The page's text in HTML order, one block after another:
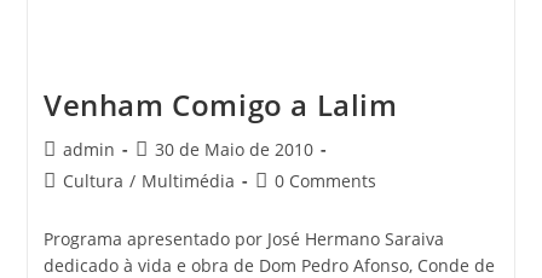
Venham Comigo a Lalim
Post
author:
admin
Post
published:
30 de Maio de 2010
PostCultura / Multimédia
Post0 Comments
Programa apresentado por José Hermano Saraiva
dedicado à vida e obra de Dom Pedro Afonso, Conde de